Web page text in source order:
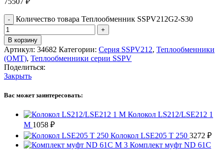
Количество товара Теплообменник SSPV212G2-S30
В корзину
Артикул: 34682 Категории: Серия SSPV212, Теплообменники
(OMT), Теплообменники серии SSPV
Поделиться:
Закрыть
Вас может заинтересовать:
Колокол LS212/LSE212 1
M 1058 ₽
Колокол LSE205 T 250 3272 ₽
Комплект муфт ND 61C